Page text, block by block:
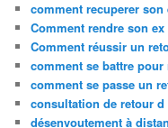
comment recuperer
Comment rendre son
Comment réussir un
comment se battre pour
comment se passe un
consultation de retour d
désenvoutement à